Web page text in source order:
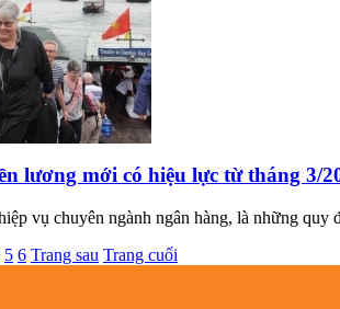
lương mới có hiệu lực từ tháng 3/
vụ chuyên ngành ngân hàng, là những quy
5 6 Trang sau Trang cuối